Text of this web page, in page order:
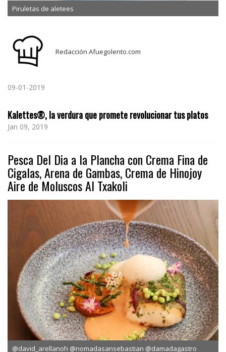
Piruletas de aletees
Redacción Afuegolento.com
09-01-2019
Kalettes®, la verdura que promete revolucionar tus platos
Jan 09, 2019
Pesca Del Dia a la Plancha con Crema Fina de
Cigalas, Arena de Gambas, Crema de Hinojoy
Aire de Moluscos Al Txakoli
@david_arellanoh @nomadasansebastian @damadagastro